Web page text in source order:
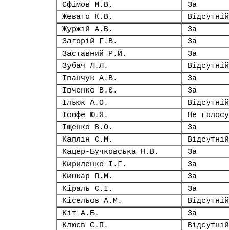
Єфімов М.В.
За
Жеваго К.В.
Відсутній
Журжій А.В.
За
Загорій Г.В.
За
Заставний Р.Й.
За
Зубач Л.Л.
Відсутній
Іванчук А.В.
За
Івченко В.Є.
За
Ільюк А.О.
Відсутній
Іоффе Ю.Я.
Не
Іщенко В.О.
За
Каплін С.М.
Відсутній
Кацер-Бучковська Н.В.
За
Кириленко І.Г.
За
Кишкар П.М.
За
Кіраль С.І.
За
Кісельов А.М.
Відсутній
Кіт А.Б.
За
Клюєв С.П.
Відсутній